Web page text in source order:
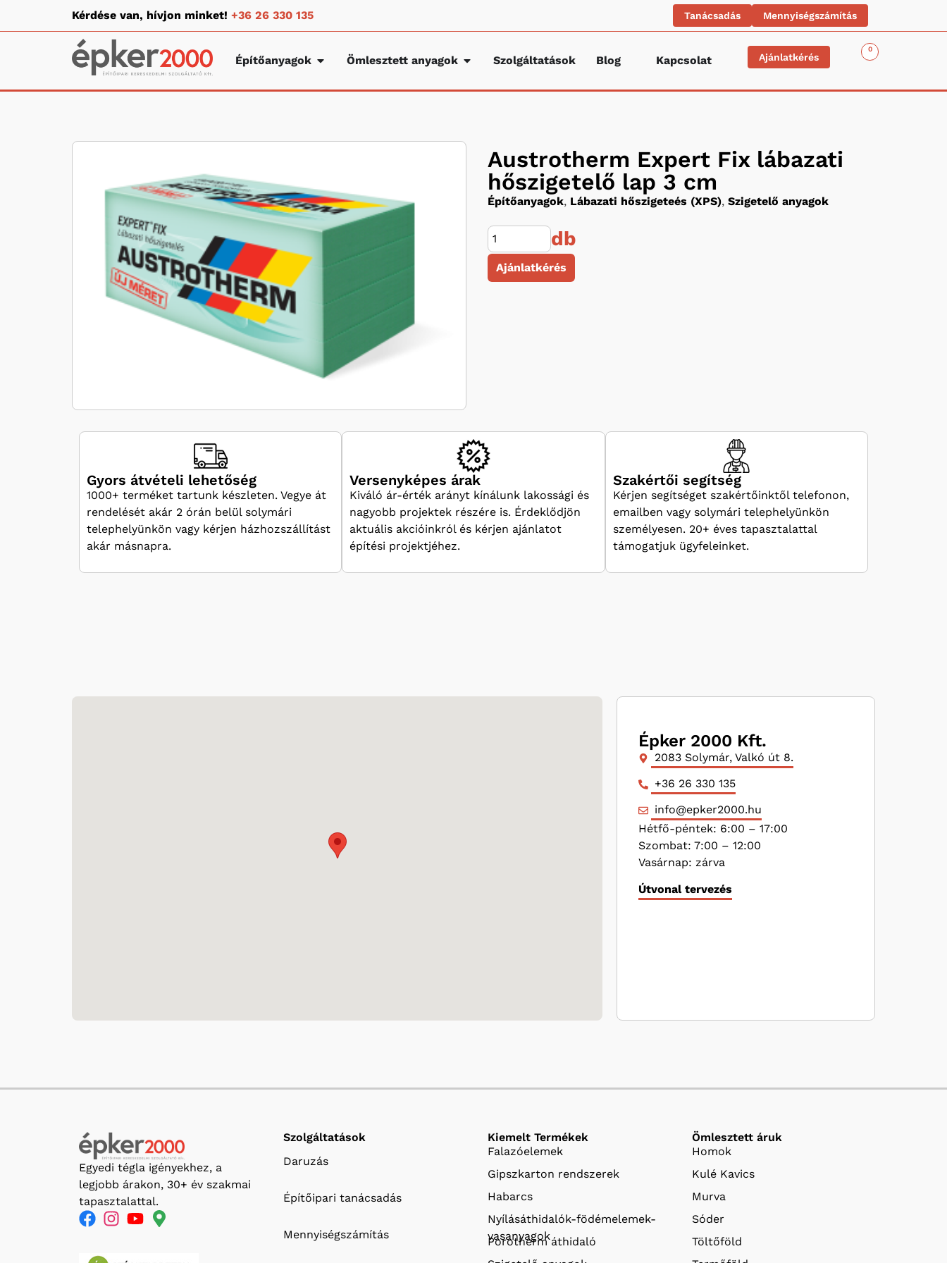
Kérdése van, hívjon minket! +36 26 330 135 Tanácsadás Mennyiségszámítás
Építőanyagok Ömlesztett anyagok Szolgáltatások Blog Kapcsolat Ajánlatkérés
0
Austrotherm Expert Fix lábazati
hőszigetelő lap 3 cm
Építőanyagok, Lábazati hőszigeteés (XPS), Szigetelő anyagok
db
Ajánlatkérés
Gyors átvételi lehetőség
1000+ terméket tartunk készleten. Vegye át
rendelését akár 2 órán belül solymári
telephelyünkön vagy kérjen házhozszállítást
akár másnapra.
Versenyképes árak
Kiváló ár-érték arányt kínálunk lakossági és
nagyobb projektek részére is. Érdeklődjön
aktuális akcióinkról és kérjen ajánlatot
építési projektjéhez.
Szakértői segítség
Kérjen segítséget szakértőinktől telefonon,
emailben vagy solymári telephelyünkön
személyesen. 20+ éves tapasztalattal
támogatjuk ügyfeleinket.
Épker 2000 Kft.
2083 Solymár, Valkó út 8.
+36 26 330 135
info@epker2000.hu
Hétfő-péntek: 6:00 – 17:00
Szombat: 7:00 – 12:00
Vasárnap: zárva
Útvonal tervezés
Egyedi tégla igényekhez, a
legjobb árakon, 30+ év szakmai
tapasztalattal.
Szolgáltatások
Daruzás
Építőipari tanácsadás
Mennyiségszámítás
Kiemelt Termékek
Falazóelemek
Gipszkarton rendszerek
Habarcs
Nyílásáthidalók-födémelemek-
vasanyagok
Porotherm áthidaló
Ömlesztett áruk
Homok
Kulé Kavics
Murva
Sóder
Töltőföld